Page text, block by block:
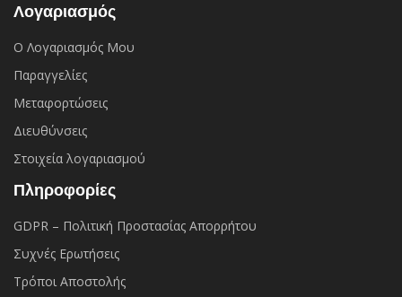
Λογαριασμός
Ο Λογαριασμός Μου
Παραγγελίες
Μεταφορτώσεις
Διευθύνσεις
Στοιχεία λογαριασμού
Πληροφορίες
GDPR – Πολιτική Προστασίας Απορρήτου
Συχνές Eρωτήσεις
Τρόποι Αποστολής